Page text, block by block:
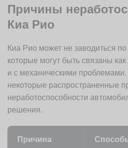
Причины
Киа Рио
Киа Рио может не заводиться
которые могут быть связаны как
и с механическими
некоторые распространенные
неработоспособности
решения.
Причина